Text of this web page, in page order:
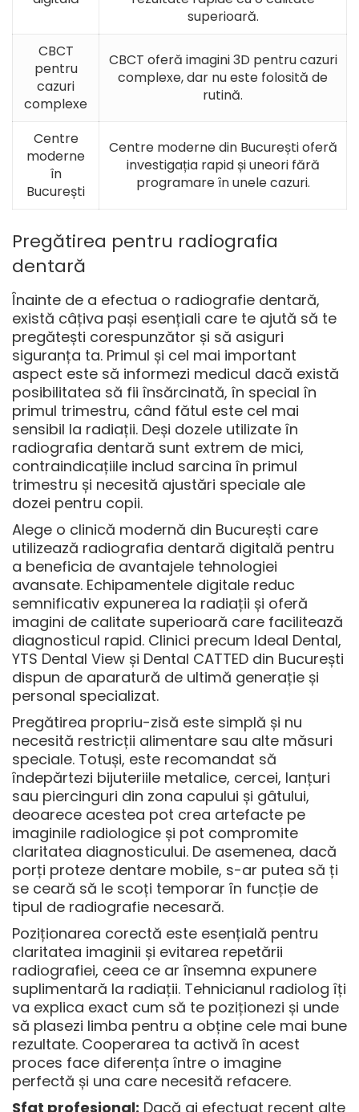
superioară.
CBCT
pentru
cazuri
complexe
CBCT oferă imagini 3D pentru cazuri
complexe, dar nu este folosită de
rutină.
Centre
moderne
în
București
Centre moderne din București oferă
investigația rapid și uneori fără
programare în unele cazuri.
Pregătirea pentru radiografia
dentară
Înainte de a efectua o radiografie dentară,
există câțiva pași esențiali care te ajută să te
pregătești corespunzător și să asiguri
siguranța ta. Primul și cel mai important
aspect este să informezi medicul dacă există
posibilitatea să fii însărcinată, în special în
primul trimestru, când fătul este cel mai
sensibil la radiații. Deși dozele utilizate în
radiografia dentară sunt extrem de mici,
contraindicațiile includ sarcina în primul
trimestru și necesită ajustări speciale ale
dozei pentru copii.
Alege o clinică modernă din București care
utilizează radiografia dentară digitală pentru
a beneficia de avantajele tehnologiei
avansate. Echipamentele digitale reduc
semnificativ expunerea la radiații și oferă
imagini de calitate superioară care facilitează
diagnosticul rapid. Clinici precum Ideal Dental,
YTS Dental View și Dental CATTED din București
dispun de aparatură de ultimă generație și
personal specializat.
Pregătirea propriu-zisă este simplă și nu
necesită restricții alimentare sau alte măsuri
speciale. Totuși, este recomandat să
îndepărtezi bijuteriile metalice, cercei, lanțuri
sau piercinguri din zona capului și gâtului,
deoarece acestea pot crea artefacte pe
imaginile radiologice și pot compromite
claritatea diagnosticului. De asemenea, dacă
porți proteze dentare mobile, s-ar putea să ți
se ceară să le scoți temporar în funcție de
tipul de radiografie necesară.
Poziționarea corectă este esențială pentru
claritatea imaginii și evitarea repetării
radiografiei, ceea ce ar însemna expunere
suplimentară la radiații. Tehnicianul radiolog îți
va explica exact cum să te poziționezi și unde
să plasezi limba pentru a obține cele mai bune
rezultate. Cooperarea ta activă în acest
proces face diferența între o imagine
perfectă și una care necesită refacere.
Sfat profesional: Dacă ai efectuat recent alte